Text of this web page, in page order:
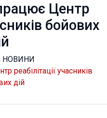
Центр
бойових
НОВИНИ
реабілітації учасників
дій